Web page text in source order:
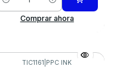
Cantidad
Comprar ahora
TIC1161 PPC INK